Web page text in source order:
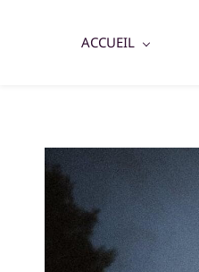
ACCUEIL